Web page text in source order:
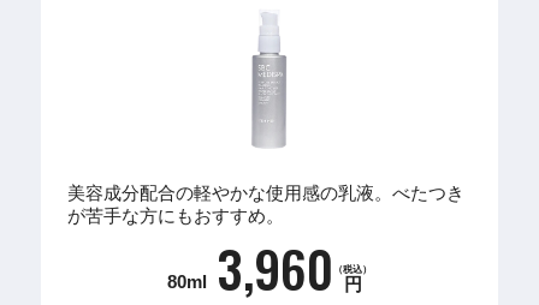
美容成分配合の軽やかな使用感の乳液。べたつき
が苦手な方にもおすすめ。
80ml 3,960 （税込）
円